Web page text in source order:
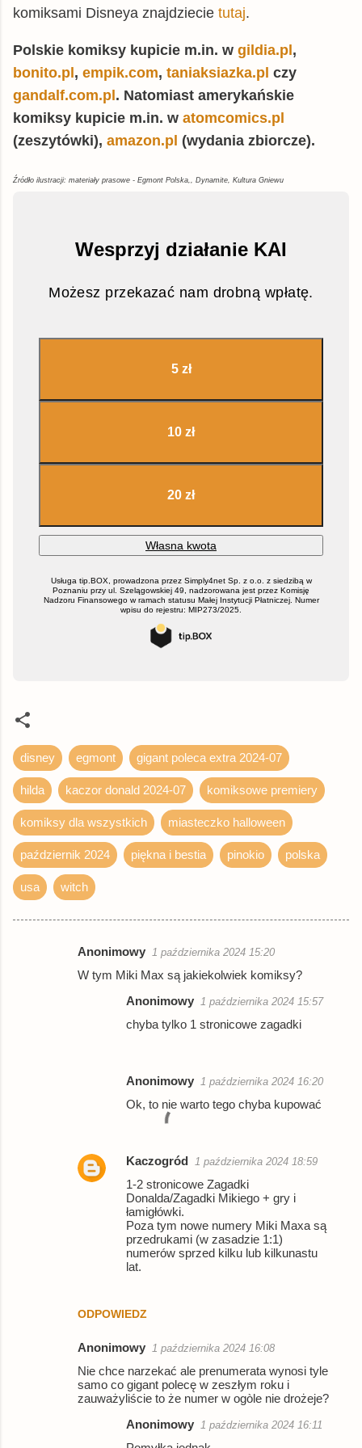
komiksami Disneya znajdziecie tutaj.
Polskie komiksy kupicie m.in. w gildia.pl,
bonito.pl, empik.com, taniaksiazka.pl czy
gandalf.com.pl. Natomiast amerykańskie
komiksy kupicie m.in. w atomcomics.pl
(zeszytówki), amazon.pl (wydania zbiorcze).
Źródło ilustracji: materiały prasowe - Egmont Polska,, Dynamite, Kultura Gniewu
disney egmont gigant poleca extra 2024-07
hilda kaczor donald 2024-07 komiksowe premiery
komiksy dla wszystkich miasteczko halloween
październik 2024 piękna i bestia pinokio polska
usa witch
Anonimowy 1 października 2024 15:20
W tym Miki Max są jakiekolwiek komiksy?
ODPOWIEDZ
Anonimowy 1 października 2024 15:57
chyba tylko 1 stronicowe zagadki
Anonimowy 1 października 2024 16:20
Ok, to nie warto tego chyba kupować
Kaczogród 1 października 2024 18:59
1-2 stronicowe Zagadki
Donalda/Zagadki Mikiego + gry i
łamigłówki.
Poza tym nowe numery Miki Maxa są
przedrukami (w zasadzie 1:1)
numerów sprzed kilku lub kilkunastu
lat.
Anonimowy 1 października 2024 16:08
Nie chce narzekać ale prenumerata wynosi tyle
samo co gigant polecę w zeszłym roku i
zauważyliście to że numer w ogòle nie drożeje?
Anonimowy 1 października 2024 16:11